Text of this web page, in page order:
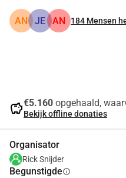
AN JE AN 184 Mensen
savings€5.160 opgehaald,
Bekijk offline donaties
Organisator
Rick Snijder
Begunstigdeinfo